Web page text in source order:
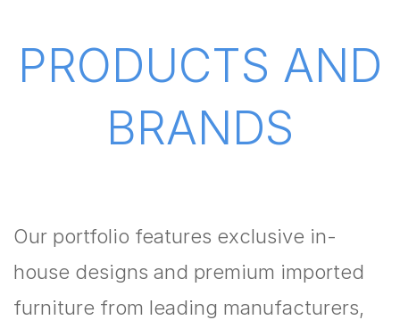
PRODUCTS AND
BRANDS
Our portfolio features exclusive in-
house designs and premium imported
furniture from leading manufacturers,